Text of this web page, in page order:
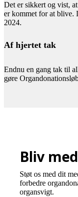
Det er sikkert og vist,
er kommet for at blive.
2024.
Af hjertet tak
Endnu en gang tak til
gøre
Bliv
Støt os med dit
forbedre
organsvigt.